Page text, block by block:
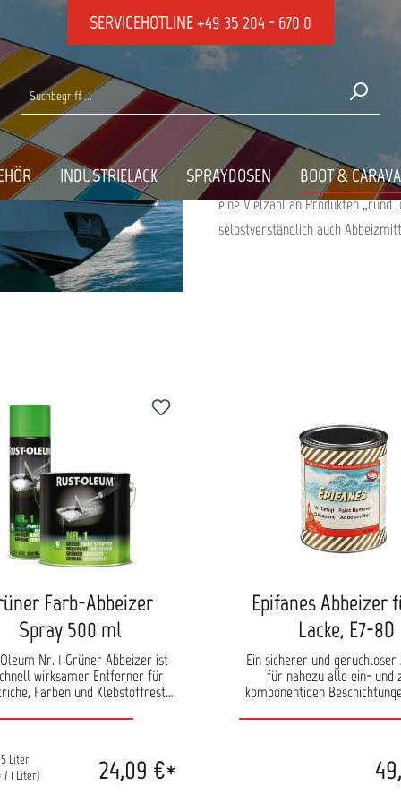
SERVICEHOTLINE+49 35 204 - 670 0
INDUSTRIELACK SPRAYDOSEN BOOT &
ABBEIZMITTEL
Bei der Neulackierung Ihres
entfernen. Für das „Entlacken“
eine Vielzahl an Produkten „rund
selbstverständlich auch
Farb-Abbeizer
Spray 500 ml
Nr. 1 Grüner Abbeizer ist
wirksamer Entferner für
Farben und Klebstoffreste.
Oberfläche und ermöglicht eine
Temperaturen unter 0 °C.
Abbeizer eignet sich für
Liter
/ 1 Liter)
24,09 €*
Epifanes Abbeizer
Lacke, E7-8D
Ein sicherer und geruchloser
für nahezu alle ein- und
komponentigen
Effektiv verarbeitbar und
abbaubar, enthält keine
oder Biozide und ist